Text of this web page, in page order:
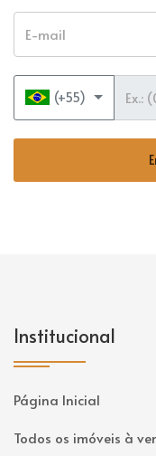
Telefone
(+55)
Institucional
Página Inicial
Todos os imóveis à